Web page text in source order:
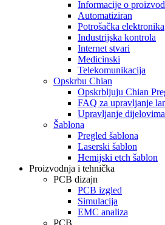
Informacije o
Automatiziran
Potrošačka elektronika
Industrijska kontrola
Internet stvari
Medicinski
Telekomunikacija
Opskrbu Chian
Opskrbljuju Chian
FAQ za upravljanje
Upravljanje dijelovima
Šablona
Pregled šablona
Laserski šablon
Hemijski etch šablon
Proizvodnja i tehnička
PCB dizajn
PCB izgled
Simulacija
EMC analiza
PCB